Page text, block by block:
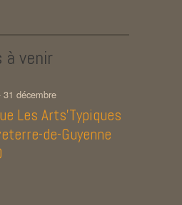
à venir
31 décembre
Les Arts’Typiques
de-Guyenne